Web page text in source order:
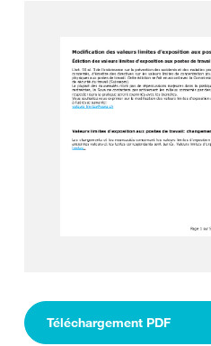
Téléchargement PDF